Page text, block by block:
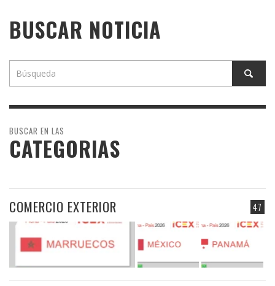
BUSCAR NOTICIA
BUSCAR EN LAS
CATEGORIAS
47
COMERCIO EXTERIOR